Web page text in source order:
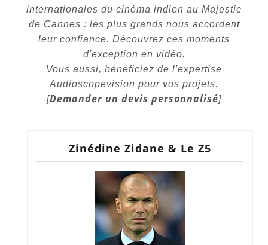
internationales du cinéma indien au Majestic
de Cannes : les plus grands nous accordent
leur confiance. Découvrez ces moments
d'exception en vidéo.
Vous aussi, bénéficiez de l'expertise
Audioscopevision pour vos projets.
[Demander un devis personnalisé]
Zinédine Zidane & Le Z5